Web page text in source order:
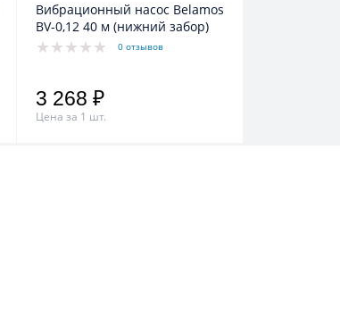
Вибрационный насос Belamos
BV-0,12 40 м (нижний забор)
0 отзывов
3 268 ₽
Цена за 1 шт.